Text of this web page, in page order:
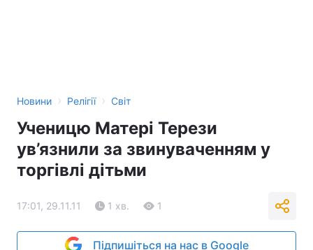
Новини › Релігії › Світ
Ученицю Матері Терези
ув’язнили за звинуваченням у
торгівлі дітьми
17:01, 29.11.11 1 хв. 1
Підпишіться на нас в Google